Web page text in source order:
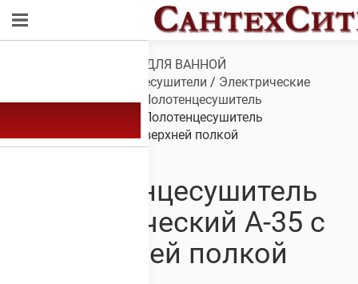
САНТЕХНИКА ДЛЯ ВАННОЙ
Полотенцесушители / Электрические
полотенцесушители/ Полотенцесушитель
/ Полотенцесушитель
электрический А-35 с верхней полкой
Полотенцесушитель
электрический А-35 с
верхней полкой